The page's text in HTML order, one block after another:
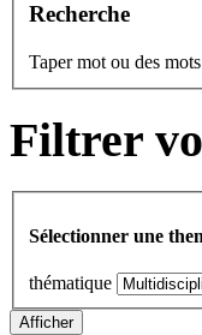
Recherche
Taper mot ou des
Filtrer
Sélectionner une
thématique